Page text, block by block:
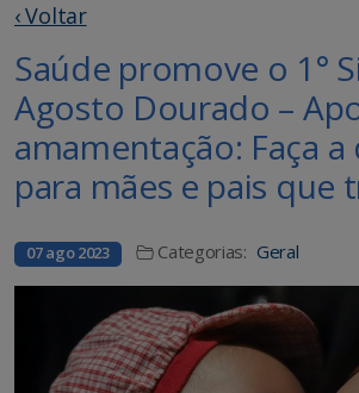
‹ Voltar
Saúde promove o 1°
Agosto Dourado –
amamentação: Faça
para mães e pais que
07 ago 2023 Categorias: Geral